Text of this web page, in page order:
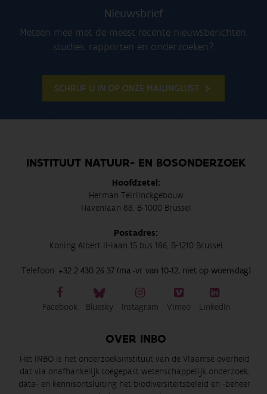
Nieuwsbrief
Meteen mee met de meest recente nieuwsberichten,
studies, rapporten en onderzoeken?
SCHRIJF U IN OP ONZE MAILINGLIJST
INSTITUUT NATUUR- EN BOSONDERZOEK
Hoofdzetel:
Herman Teirlinckgebouw
Havenlaan 88, B-1000 Brussel
Postadres:
Koning Albert II-laan 15 bus 186, B-1210 Brussel
Telefoon: +32 2 430 26 37 (ma -vr van 10-12, niet op woensdag)
Facebook Bluesky Instagram Vimeo LinkedIn
OVER INBO
Het INBO is het onderzoeksinstituut van de Vlaamse overheid
dat via onafhankelijk toegepast wetenschappelijk onderzoek,
data- en kennisontsluiting het biodiversiteitsbeleid en -beheer